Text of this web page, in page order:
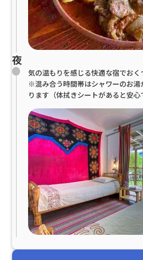
夜
気の温もりを感じる快適な宿でおく
※混み合う時間帯はシャワーのお湯
ります（体拭きシートがあると安心